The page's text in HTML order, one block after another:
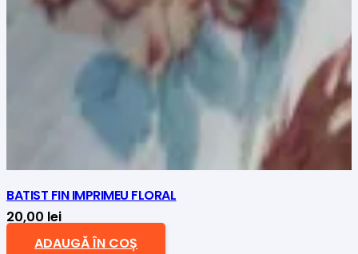
BATIST FIN IMPRIMEU FLORAL
20,00 lei
ADAUGĂ ÎN COȘ